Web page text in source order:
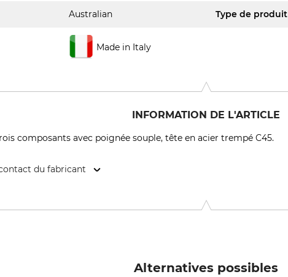
Australian Type de produit
Made in Italy
INFORMATION DE L'ARTICLE
composants avec poignée souple, tête en acier trempé C45.
du fabricant
Alternatives possibles